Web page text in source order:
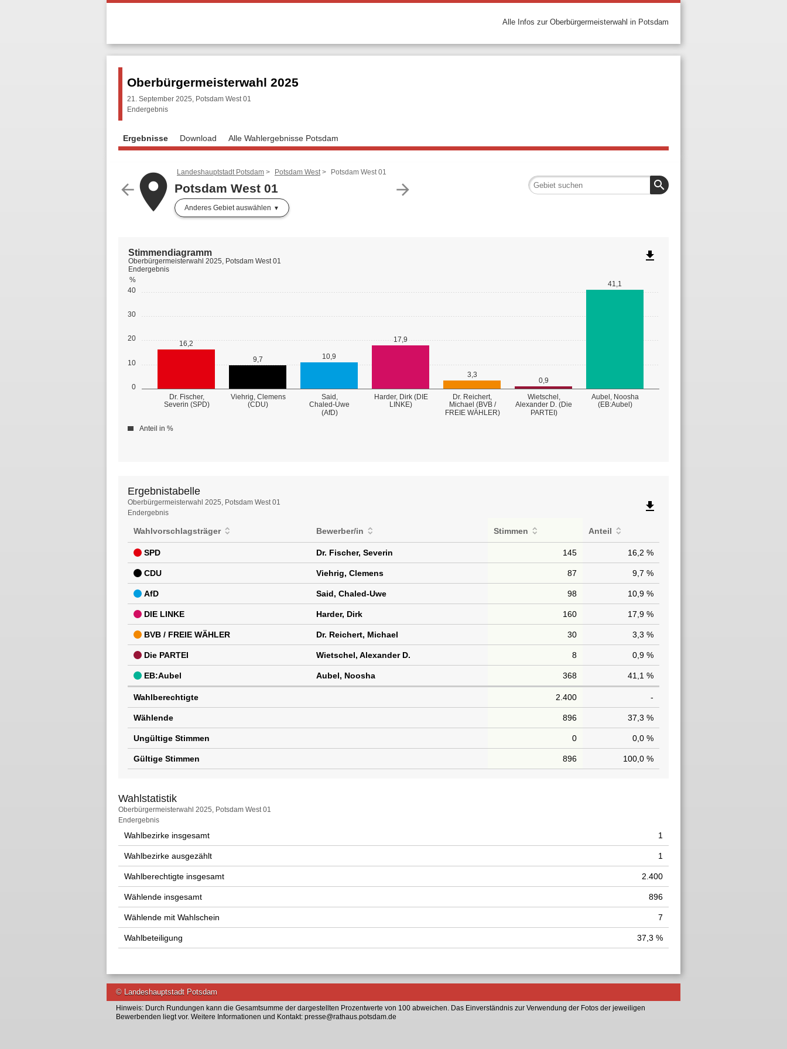
Alle Infos zur Oberbürgermeisterwahl in Potsdam
Oberbürgermeisterwahl 2025
21. September 2025, Potsdam West 01
Endergebnis
Ergebnisse Download Alle Wahlergebnisse Potsdam
arrow_back arrow_forward
placeLandeshauptstadt Potsdam Potsdam West Potsdam West 01
Potsdam West 01
Anderes Gebiet auswählen
search
0
10
20
30
40
%
Dr. Fischer,
Severin (SPD)
Viehrig, Clemens
(CDU)
Said,
Chaled-Uwe
(AfD)
Harder, Dirk (DIE
LINKE)
Dr. Reichert,
Michael (BVB /
FREIE WÄHLER)
Wietschel,
Alexander D. (Die
PARTEI)
Aubel, Noosha
(EB:Aubel)
16,2
9,7
10,9
17,9
3,3
0,9
41,1
Stimmendiagramm
Oberbürgermeisterwahl 2025, Potsdam West 01
Endergebnis
Anteil in %
file_download
Ergebnistabelle
Ergebnistabelle
Oberbürgermeisterwahl 2025, Potsdam West 01
Endergebnis
file_download
Wahlvorschlagsträger Bewerber/in Stimmen Anteil
SPD Dr. Fischer, Severin 145 16,2 %
CDU Viehrig, Clemens 87 9,7 %
AfD Said, Chaled-Uwe 98 10,9 %
DIE LINKE Harder, Dirk 160 17,9 %
BVB / FREIE WÄHLER Dr. Reichert, Michael 30 3,3 %
Die PARTEI Wietschel, Alexander D. 8 0,9 %
EB:Aubel Aubel, Noosha 368 41,1 %
Wahlberechtigte 2.400 -
Wählende 896 37,3 %
Ungültige Stimmen 0 0,0 %
Gültige Stimmen 896 100,0 %
Wahlstatistik
Wahlstatistik
Oberbürgermeisterwahl 2025, Potsdam West 01
Endergebnis
Wahlbezirke insgesamt 1
Wahlbezirke ausgezählt 1
Wahlberechtigte insgesamt 2.400
Wählende insgesamt 896
Wählende mit Wahlschein 7
Wahlbeteiligung 37,3 %
© Landeshauptstadt Potsdam
Hinweis: Durch Rundungen kann die Gesamtsumme der dargestellten Prozentwerte von 100 abweichen. Das Einverständnis zur Verwendung der Fotos der jeweiligen
Bewerbenden liegt vor. Weitere Informationen und Kontakt: presse@rathaus.potsdam.de